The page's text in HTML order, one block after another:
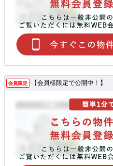
会員限定 【会員様限定で公開中！】